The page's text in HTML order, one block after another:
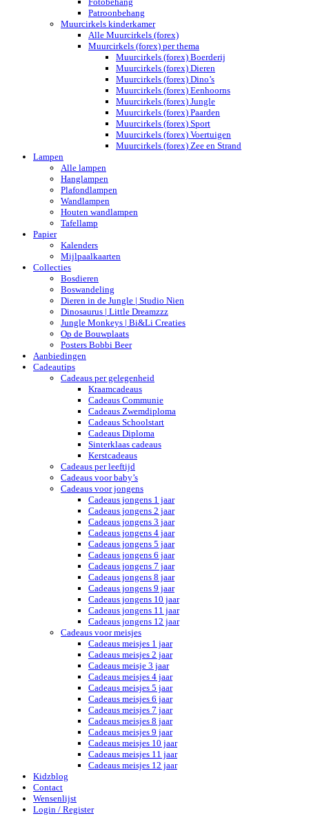
Patroonbehang
Muurcirkels kinderkamer
Alle Muurcirkels (forex)
Muurcirkels (forex) per thema
Muurcirkels (forex) Boerderij
Muurcirkels (forex) Dieren
Muurcirkels (forex) Dino’s
Muurcirkels (forex) Eenhoorns
Muurcirkels (forex) Jungle
Muurcirkels (forex) Paarden
Muurcirkels (forex) Sport
Muurcirkels (forex) Voertuigen
Muurcirkels (forex) Zee en Strand
Lampen
Alle lampen
Hanglampen
Plafondlampen
Wandlampen
Houten wandlampen
Tafellamp
Papier
Kalenders
Mijlpaalkaarten
Collecties
Bosdieren
Boswandeling
Dieren in de Jungle | Studio Nien
Dinosaurus | Little Dreamzzz
Jungle Monkeys | Bi&Li Creaties
Op de Bouwplaats
Posters Bobbi Beer
Aanbiedingen
Cadeautips
Cadeaus per gelegenheid
Kraamcadeaus
Cadeaus Communie
Cadeaus Zwemdiploma
Cadeaus Schoolstart
Cadeaus Diploma
Sinterklaas cadeaus
Kerstcadeaus
Cadeaus per leeftijd
Cadeaus voor baby’s
Cadeaus voor jongens
Cadeaus jongens 1 jaar
Cadeaus jongens 2 jaar
Cadeaus jongens 3 jaar
Cadeaus jongens 4 jaar
Cadeaus jongens 5 jaar
Cadeaus jongens 6 jaar
Cadeaus jongens 7 jaar
Cadeaus jongens 8 jaar
Cadeaus jongens 9 jaar
Cadeaus jongens 10 jaar
Cadeaus jongens 11 jaar
Cadeaus jongens 12 jaar
Cadeaus voor meisjes
Cadeaus meisjes 1 jaar
Cadeaus meisjes 2 jaar
Cadeaus meisje 3 jaar
Cadeaus meisjes 4 jaar
Cadeaus meisjes 5 jaar
Cadeaus meisjes 6 jaar
Cadeaus meisjes 7 jaar
Cadeaus meisjes 8 jaar
Cadeaus meisjes 9 jaar
Cadeaus meisjes 10 jaar
Cadeaus meisjes 11 jaar
Cadeaus meisjes 12 jaar
Kidzblog
Contact
Wensenlijst
Login / Register